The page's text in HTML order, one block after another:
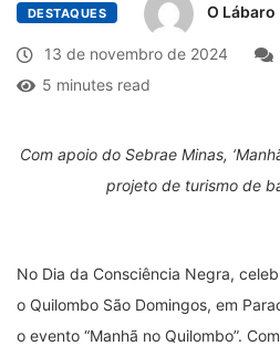
DESTAQUES O Lábaro
13 de novembro de 2024
5 minutes read
Com apoio do Sebrae Minas,
projeto de turismo de
No Dia da Consciência Negra,
o Quilombo São Domingos, em
o evento “Manhã no Quilombo”.